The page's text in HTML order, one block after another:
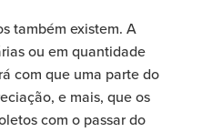
também existem. A
ou em quantidade
com que uma parte do
e mais, que os
com o passar do